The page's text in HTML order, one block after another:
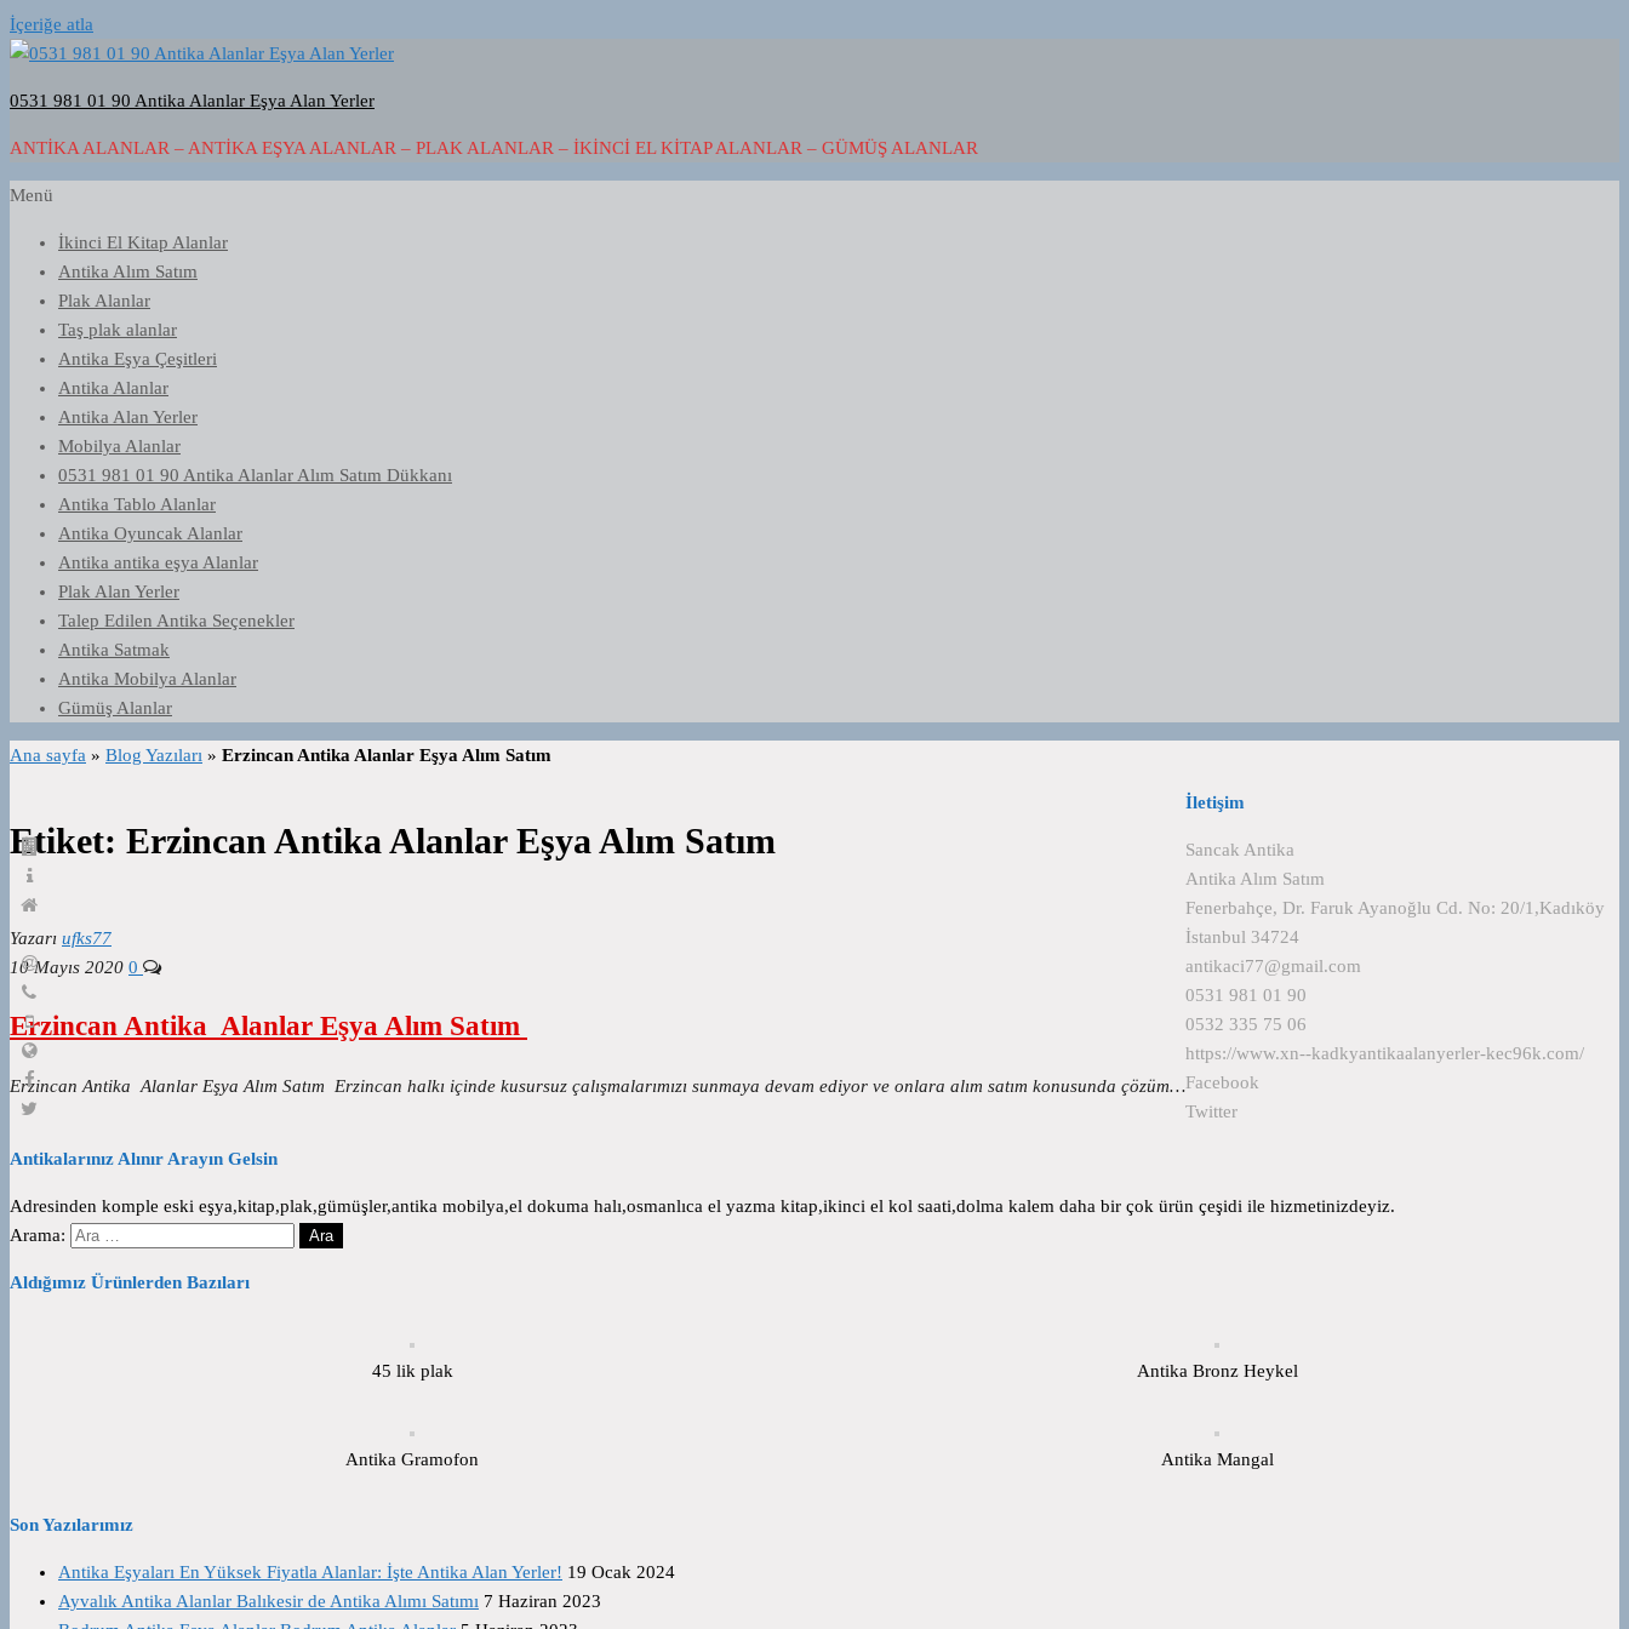
İçeriğe atla
0531 981 01 90 Antika Alanlar Eşya Alan Yerler
ANTIKA ALANLAR – ANTIKA EŞYA ALANLAR – PLAK ALANLAR – İKINCI EL KITAP ALANLAR – GÜMÜŞ ALANLAR
Menü
İkinci El Kitap Alanlar
Antika Alım Satım
Plak Alanlar
Taş plak alanlar
Antika Eşya Çeşitleri
Antika Alanlar
Antika Alan Yerler
Mobilya Alanlar
0531 981 01 90 Antika Alanlar Alım Satım Dükkanı
Antika Tablo Alanlar
Antika Oyuncak Alanlar
Antika antika eşya Alanlar
Plak Alan Yerler
Talep Edilen Antika Seçenekler
Antika Satmak
Antika Mobilya Alanlar
Gümüş Alanlar
Ana sayfa » Blog Yazıları » Erzincan Antika Alanlar Eşya Alım Satım
Etiket: Erzincan Antika Alanlar Eşya Alım Satım
Yazarı ufks77
10 Mayıs 2020 0
Erzincan Antika Alanlar Eşya Alım Satım
Erzincan Antika Alanlar Eşya Alım Satım Erzincan halkı içinde kusursuz çalışmalarımızı sunmaya devam ediyor ve onlara alım satım konusunda çözüm…
İletişim
Sancak Antika
Antika Alım Satım
Fenerbahçe, Dr. Faruk Ayanoğlu Cd. No: 20/1,Kadıköy
İstanbul 34724
antikaci77@gmail.com
0531 981 01 90
0532 335 75 06
https://www.xn--kadkyantikaalanyerler-kec96k.com/
Facebook
Twitter
Antikalarınız Alınır Arayın Gelsin
Adresinden komple eski eşya,kitap,plak,gümüşler,antika mobilya,el dokuma halı,osmanlıca el yazma kitap,ikinci el kol saati,dolma kalem daha bir çok ürün çeşidi ile hizmetinizdeyiz.
Arama:
Aldığımız Ürünlerden Bazıları
45 lik plak Antika Bronz Heykel
Antika Gramofon Antika Mangal
Son Yazılarımız
Antika Eşyaları En Yüksek Fiyatla Alanlar: İşte Antika Alan Yerler! 19 Ocak 2024
Ayvalık Antika Alanlar Balıkesir de Antika Alımı Satımı 7 Haziran 2023